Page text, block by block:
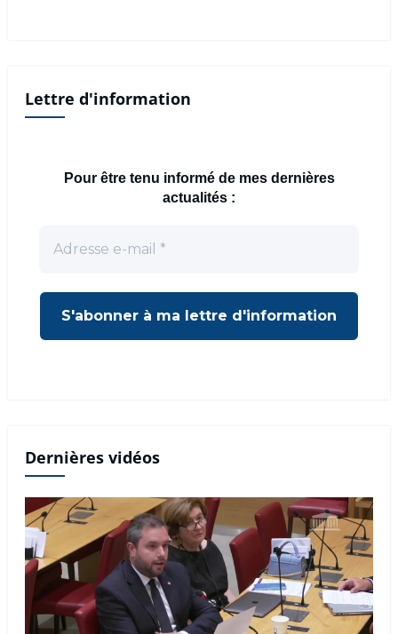
Lettre d'information
Pour être tenu informé de mes dernières
actualités :
Dernières vidéos